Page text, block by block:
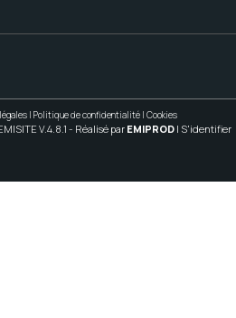
| Politique de confidentialité | Cookies
V.4.8.1- Réalisé par EMIPROD | S'identifier